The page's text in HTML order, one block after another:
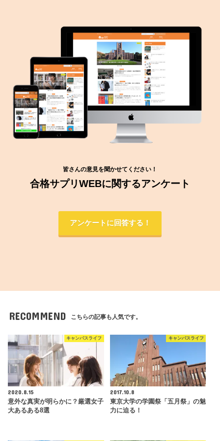
皆さんの意見を聞かせてください！
合格サプリWEBに関するアンケート
アンケートに回答する！
RECOMMEND こちらの記事も人気です。
キャンパスライフ
2020.8.15
意外な真実が明らかに？厳選女子
大あるある8選
キャンパスライフ
2017.10.8
東京大学の学園祭「五月祭」の魅
力に迫る！